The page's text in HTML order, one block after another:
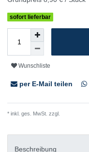
sofort lieferbar
Wunschliste
per E-Mail teilen
* inkl. ges. MwSt. zzgl.
Beschreibung